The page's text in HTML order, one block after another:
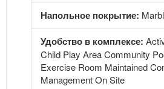
Напольное покрытие:
Удобство в комплексе:
Child Play Area Community
Exercise Room Maintained
Management On Site